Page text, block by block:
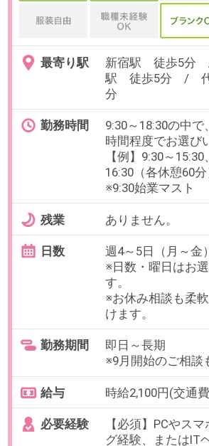
9月開始【週2在宅OK】未経験
OK！経理サポート＠総合不動産
企業／西新宿駅スグ
西新宿駅 徒歩4分 / 都庁前駅
徒歩7分 / 新宿駅 徒歩14分
10:00～19:00（休憩60分／実働8時
間）
残業 ありません。
※お休み相談も柔軟にご対応いただ
けます。
【在宅勤務について】
業務開始約2ヶ月後を目安に、週2
日の在宅勤務可能